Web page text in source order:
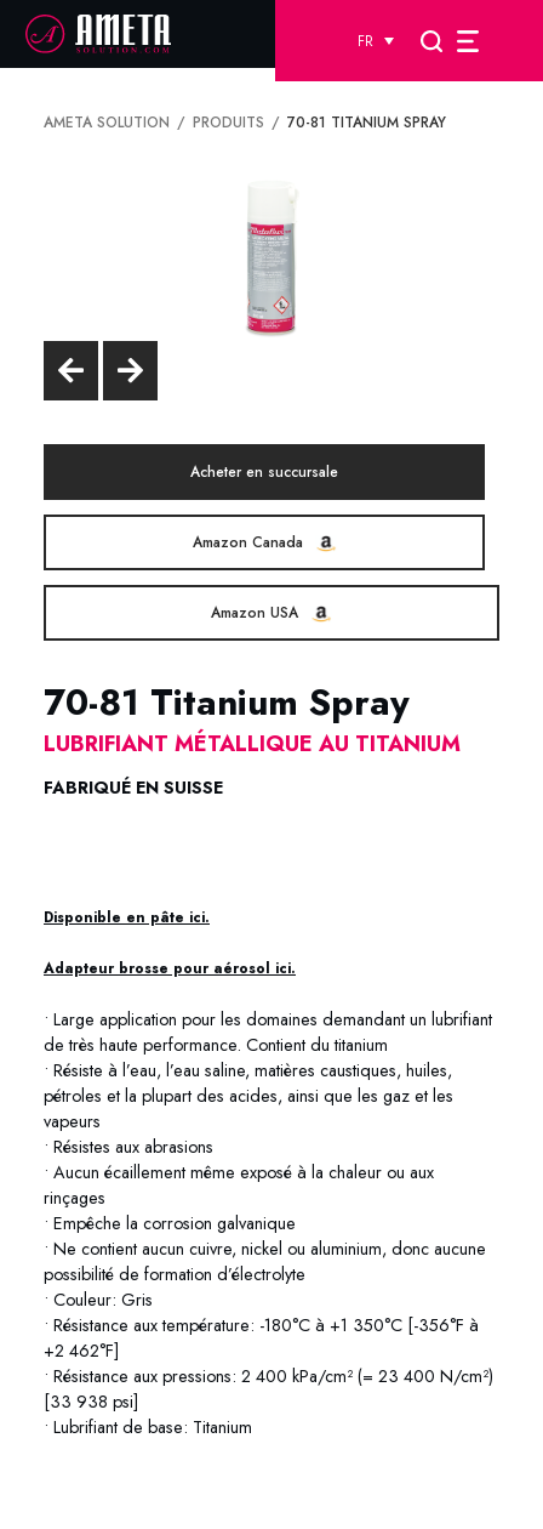
FR
AMETA SOLUTION PRODUITS 70-81 TITANIUM SPRAY
Acheter en succursale
Amazon Canada
Amazon USA
70-81 Titanium Spray
LUBRIFIANT MÉTALLIQUE AU TITANIUM
FABRIQUÉ EN SUISSE
Disponible en pâte ici.
Adapteur brosse pour aérosol ici.
• Large application pour les domaines demandant un lubrifiant
de très haute performance. Contient du titanium
• Résiste à l’eau, l’eau saline, matières caustiques, huiles,
pétroles et la plupart des acides, ainsi que les gaz et les
vapeurs
• Résistes aux abrasions
• Aucun écaillement même exposé à la chaleur ou aux
rinçages
• Empêche la corrosion galvanique
• Ne contient aucun cuivre, nickel ou aluminium, donc aucune
possibilité de formation d’électrolyte
• Couleur: Gris
• Résistance aux température: -180°C à +1 350°C [-356°F à
+2 462°F]
• Résistance aux pressions: 2 400 kPa/cm² (= 23 400 N/cm²)
[33 938 psi]
• Lubrifiant de base: Titanium